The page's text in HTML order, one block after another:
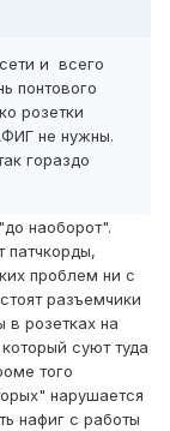
и всего
понтового
розетки
не нужны.
гораздо
наоборот".
патчкорды,
проблем ни с
разъемчики
в розетках на
суют туда
того
нарушается
нафиг с работы